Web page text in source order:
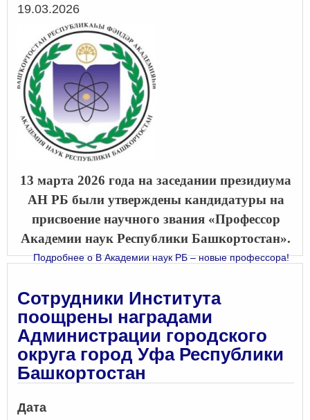
19.03.2026
13 марта 2026 года на заседании президиума
АН РБ были утверждены кандидатуры на
присвоение научного звания «Профессор
Академии наук Республики Башкортостан».
Подробнеео В Академии наук РБ – новые профессора!
Сотрудники Института
поощрены наградами
Администрации городского
округа город Уфа Республики
Башкортостан
Дата